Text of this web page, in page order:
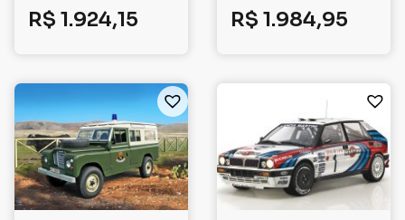
R$ 1.924,15 R$ 1.984,95